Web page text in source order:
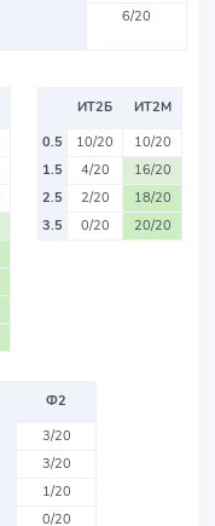
6/20
ИТ2Б
ИТ2М
0.5
10/20
10/20
1.5
4/20
16/20
2.5
2/20
18/20
3.5
0/20 20/20
Ф2
3/20
3/20
1/20
0/20